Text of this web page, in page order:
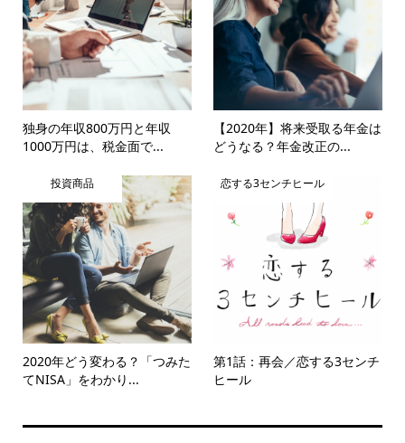
独身の年収800万円と年収
1000万円は、税金面で...
【2020年】将来受取る年金は
どうなる？年金改正の...
投資商品
2020年どう変わる？「つみた
てNISA」をわかり...
恋する3センチヒール
第1話：再会／恋する3センチ
ヒール